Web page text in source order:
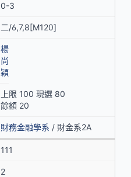
0-3
二/6,7,8[M120]
楊
尚
穎
上限 100 現選 80
餘額 20
財務金融學系 / 財金系2A
111
2